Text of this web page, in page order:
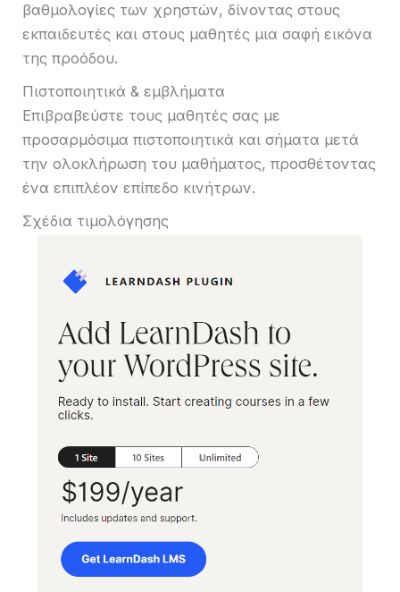
βαθμολογίες των χρηστών, δίνοντας στους
εκπαιδευτές και στους μαθητές μια σαφή εικόνα
της προόδου.
Πιστοποιητικά & εμβλήματα
Επιβραβεύστε τους μαθητές σας με
προσαρμόσιμα πιστοποιητικά και σήματα μετά
την ολοκλήρωση του μαθήματος, προσθέτοντας
ένα επιπλέον επίπεδο κινήτρων.
Σχέδια τιμολόγησης